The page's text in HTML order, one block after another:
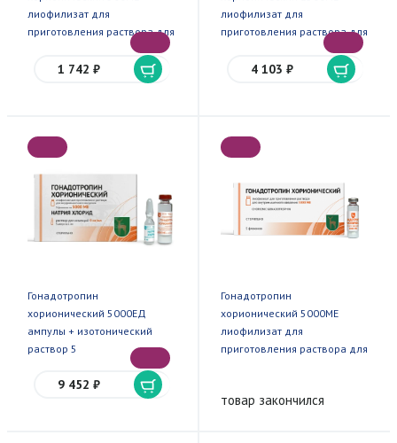
лиофилизат для
приготовления раствора для
внутримышечного введения
флакон 51 742 ₽
лиофилизат для
приготовления раствора для
внутримышечного введения
флакон 54 103 ₽
Гонадотропин
хорионический 5000ЕД
ампулы + изотонический
раствор 5
9 452 ₽
Гонадотропин
хорионический 5000МЕ
лиофилизат для
приготовления раствора для
товар закончился